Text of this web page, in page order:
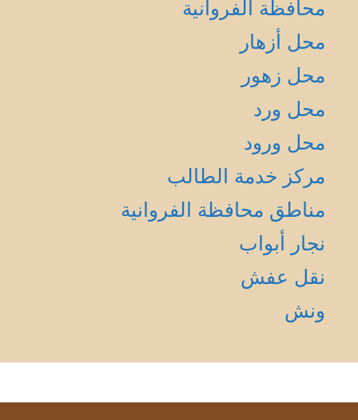
محافظة الفروانية
محل أزهار
محل زهور
محل ورد
محل ورود
مركز خدمة الطالب
مناطق محافظة الفروانية
نجار أبواب
نقل عفش
ونش